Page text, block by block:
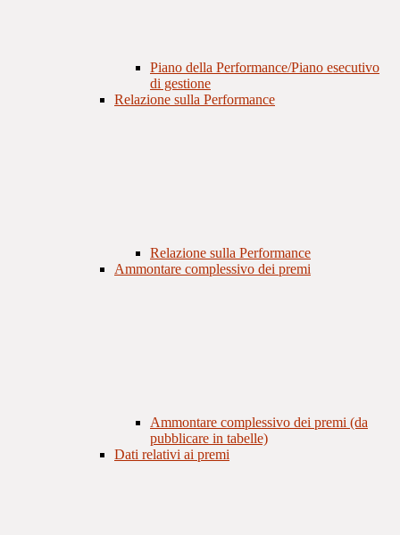
Piano della Performance/Piano esecutivo
di gestione
Relazione sulla Performance
Relazione sulla Performance
Ammontare complessivo dei premi
Ammontare complessivo dei premi (da
pubblicare in tabelle)
Dati relativi ai premi